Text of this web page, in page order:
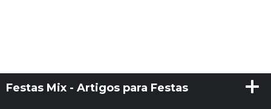
Festas Mix - Artigos para Festas